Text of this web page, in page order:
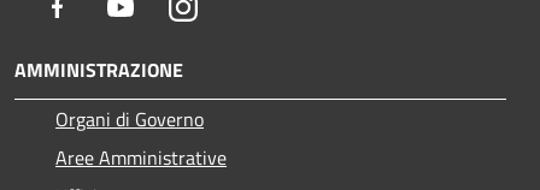
AMMINISTRAZIONE
Organi di Governo
Aree Amministrative